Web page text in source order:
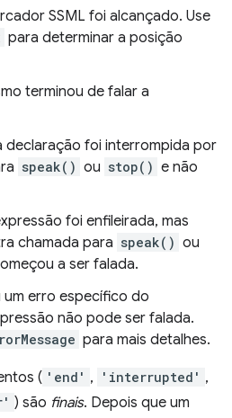
SSML foi alcançado. Use
para determinar a posição
terminou de falar a
declaração foi interrompida por
speak() ou stop() e não
foi enfileirada, mas
chamada para speak() ou
a ser falada.
um erro específico do
não pode ser falada.
para mais detalhes.
( 'end' , 'interrupted' ,
) são finais. Depois que um